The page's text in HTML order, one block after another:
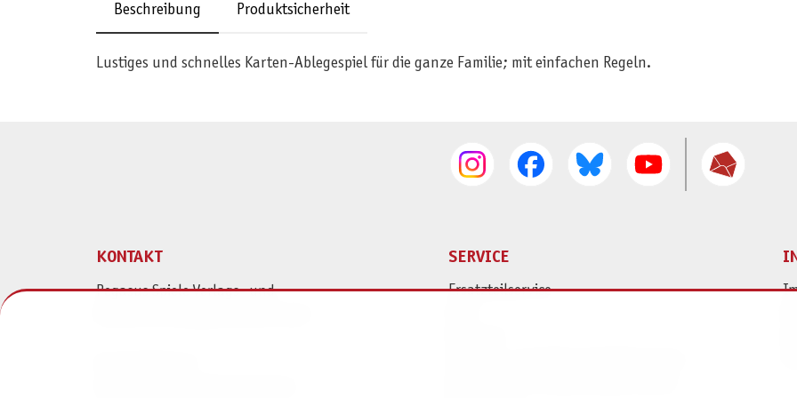
Beschreibung Produktsicherheit
Lustiges und schnelles Karten-Ablegespiel für die ganze Familie; mit einfachen Regeln.
KONTAKT
Pegasus Spiele Verlags- und
SERVICE
Ersatzteilservice